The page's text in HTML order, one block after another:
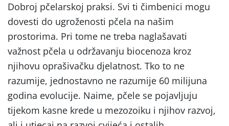
Dobroj pčelarskoj praksi. Svi ti čimbenici mogu
dovesti do ugroženosti pčela na našim
prostorima. Pri tome ne treba naglašavati
važnost pčela u održavanju biocenoza kroz
njihovu oprašivačku djelatnost. Tko to ne
razumije, jednostavno ne razumije 60 milijuna
godina evolucije. Naime, pčele se pojavljuju
tijekom kasne krede u mezozoiku i njihov razvoj,